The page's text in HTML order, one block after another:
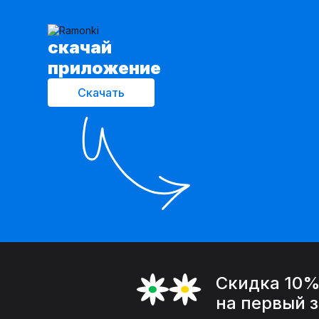
cкачай
приложение
Скачать
Скидка 10%
на первый